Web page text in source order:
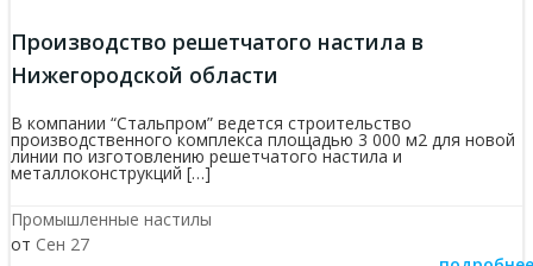
Производство решетчатого настила в
Нижегородской области
В компании “Стальпром” ведется строительство
производственного комплекса площадью 3 000 м2 для новой
линии по изготовлению решетчатого настила и
металлоконструкций […]
Промышленные настилы
от Сен 27